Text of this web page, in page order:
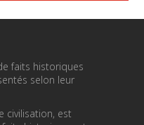
faits historiques
selon leur
civilisation, est